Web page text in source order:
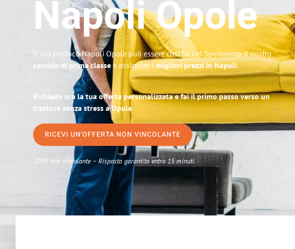
NapoliOpole
Il tuo trasloco Napoli Opole può essere così facile! Sperimenta il nostro
servizio di prima classe e assicurati i migliori prezzi in Napoli.
Richiedo ora la tua offerta personalizzata e fai il primo passo verso un
trasloco senza stress a Opole
RICEVI UN'OFFERTA NON VINCOLANTE
100% non vincolante – Risposta garantita entro 15 minuti.